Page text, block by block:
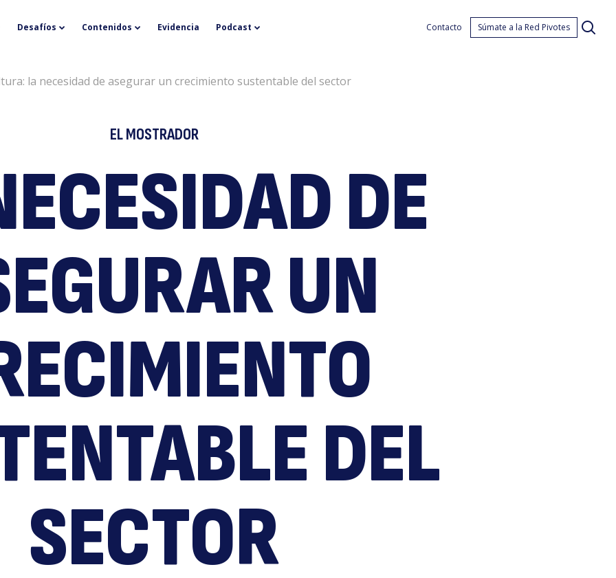
la
Desafíos Contenidos Evidencia Podcast Contacto Súmate a la Red Pivotes
la necesidad de asegurar un crecimiento sustentable del sector
EL MOSTRADOR
DE
UN
DEL
SECTOR